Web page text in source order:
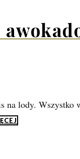
na lody. Wszystko